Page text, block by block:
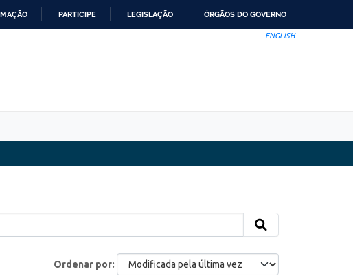
PARTICIPE LEGISLAÇÃO ÓRGÃOS DO GOVERNO
ENGLISH
Ordenar por